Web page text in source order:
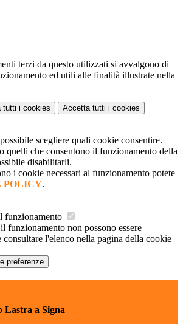
terzi da questo utilizzati si avvalgono di
ed utili alle finalità illustrate nella
tutti i cookies Accetta tutti i cookies
scegliere quali cookie consentire.
quelli che consentono il funzionamento della
disabilitarli.
i cookie necessari al funzionamento potete
POLICY.
funzionamento
funzionamento non possono essere
l'elenco nella pagina della cookie
preferenze
Lastra a Signa